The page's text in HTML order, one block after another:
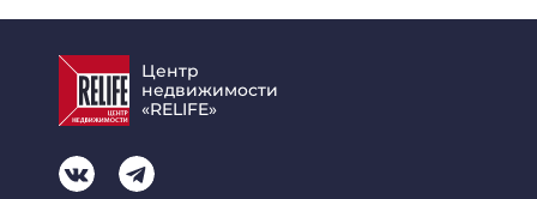
Центр
недвижимости
«RELIFE»